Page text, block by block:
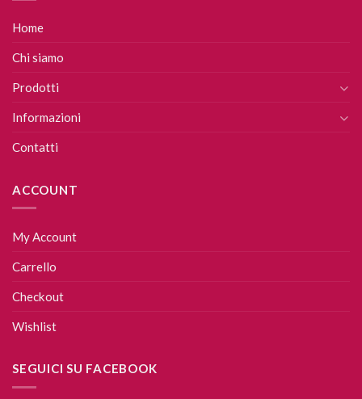
Home
Chi siamo
Prodotti
Informazioni
Contatti
ACCOUNT
My Account
Carrello
Checkout
Wishlist
SEGUICI SU FACEBOOK